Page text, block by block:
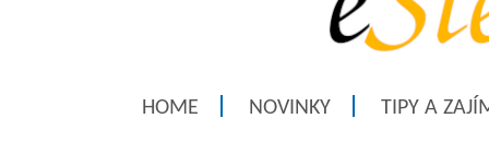
HOME NOVINKY TIPY A